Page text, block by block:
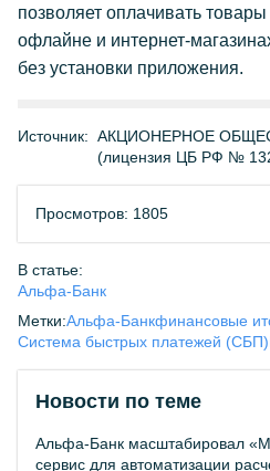
позволяет оплачивать
офлайне и интернет-
без установки приложения.
Источник: АКЦИОНЕРНОЕ
(лицензия ЦБ РФ №
Просмотров: 1805
В статье:
Альфа-Банк
Метки:Альфа-Банкфинансовые
Система быстрых платежей (СБП)
Новости по теме
Альфа-Банк масштабировал
сервис для автоматизации